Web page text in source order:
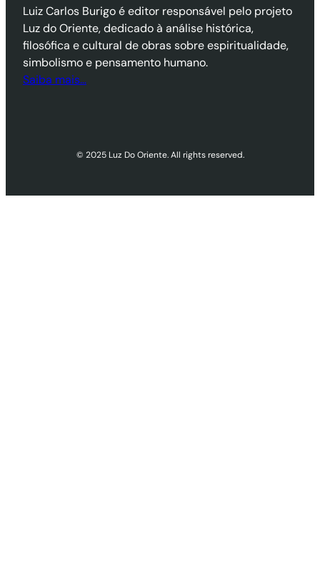
Luiz Carlos Burigo é editor responsável pelo projeto
Luz do Oriente, dedicado à análise histórica,
filosófica e cultural de obras sobre espiritualidade,
simbolismo e pensamento humano.
Saiba mais…
© 2025 Luz Do Oriente. All rights reserved.